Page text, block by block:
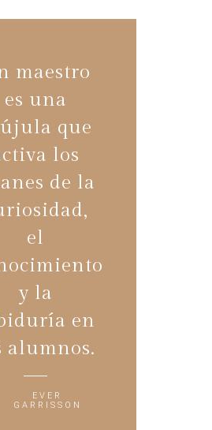
maestro
es una
que
los
de la
el
y la
en
alumnos.
EVER
GARRISSON